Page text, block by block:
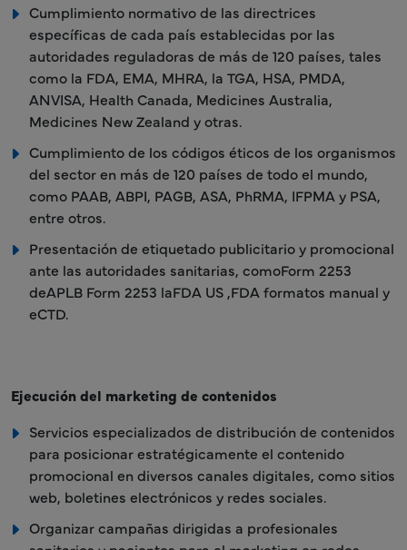
Cumplimiento normativo de las directrices
específicas de cada país establecidas por las
autoridades reguladoras de más de 120 países, tales
como la FDA, EMA, MHRA, la TGA, HSA, PMDA,
ANVISA, Health Canada, Medicines Australia,
Medicines New Zealand y otras.
Cumplimiento de los códigos éticos de los organismos
del sector en más de 120 países de todo el mundo,
como PAAB, ABPI, PAGB, ASA, PhRMA, IFPMA y PSA,
entre otros.
Presentación de etiquetado publicitario y promocional
ante las autoridades sanitarias, comoForm 2253
deAPLB Form 2253 laFDA US ,FDA formatos manual y
eCTD.
Ejecución del marketing de contenidos
Servicios especializados de distribución de contenidos
para posicionar estratégicamente el contenido
promocional en diversos canales digitales, como sitios
web, boletines electrónicos y redes sociales.
Organizar campañas dirigidas a profesionales